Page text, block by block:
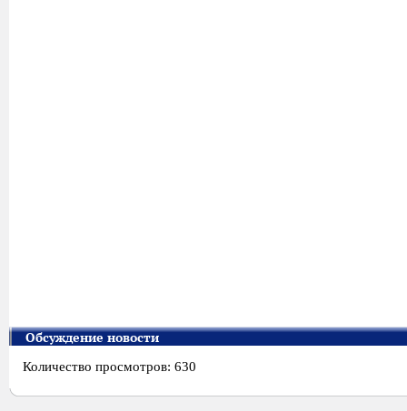
Обсуждение новости
Количество просмотров: 630